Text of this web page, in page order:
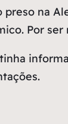
preso na
Por